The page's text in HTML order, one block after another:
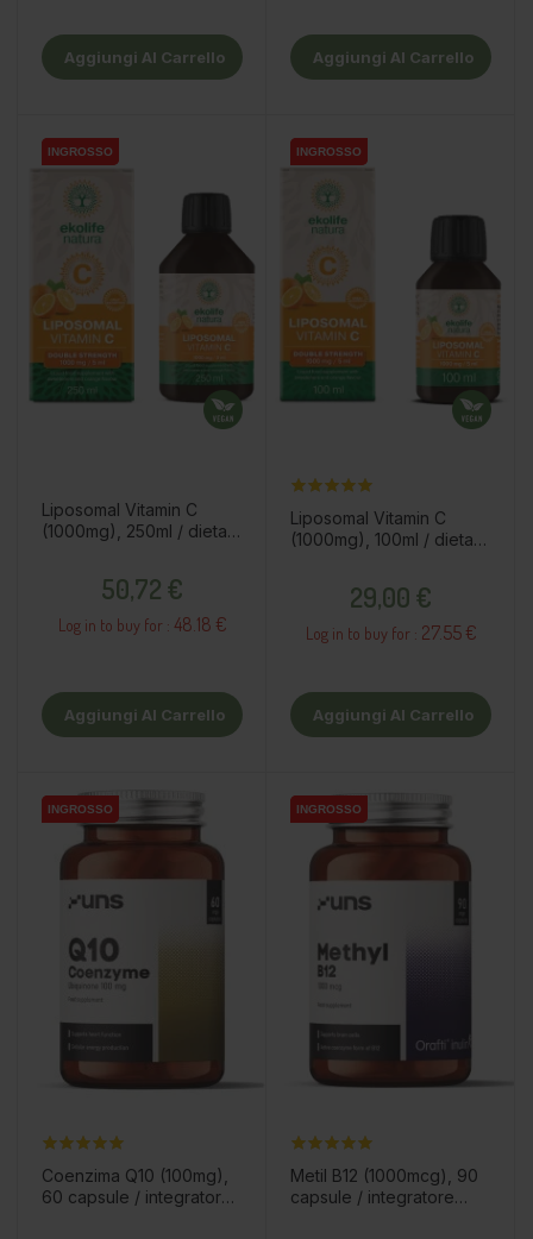
Aggiungi Al Carrello Aggiungi Al Carrello
INGROSSO
INGROSSO
Liposomal Vitamin C
(1000mg), 250ml / dietary
50,72 €
Log in to buy for : 48.18 €
Aggiungi Al Carrello
INGROSSO
INGROSSO
Liposomal Vitamin C
(1000mg), 100ml / dietary
29,00 €
Log in to buy for : 27.55 €
Aggiungi Al Carrello
INGROSSO
INGROSSO
Coenzima Q10 (100mg),
60 capsule / integratore
INGROSSO
INGROSSO
Metil B12 (1000mcg), 90
capsule / integratore